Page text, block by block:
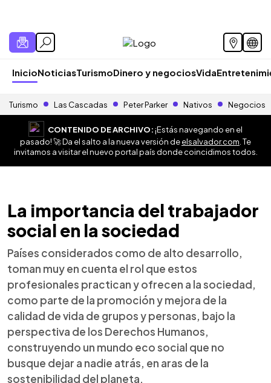
InicioNoticiasTurismoDinero y negociosVida
Turismo Las Cascadas Peter Parker Nativos Negocios
CONTENIDO DE ARCHIVO:¡Estás navegando en el
pasado! 🚀 Da el salto a la nueva versión deelsalvador.com . Te
invitamos a visitar el nuevo portal país donde coincidimos todos.
La importancia del trabajador
social en la sociedad
Países considerados como de alto desarrollo,
toman muy en cuenta el rol que estos
profesionales practican y ofrecen a la sociedad,
como parte de la promoción y mejora de la
calidad de vida de grupos y personas, bajo la
perspectiva de los Derechos Humanos,
construyendo un mundo eco social que no
busque dejar a nadie atrás, en aras de la
sostenibilidad del planeta.